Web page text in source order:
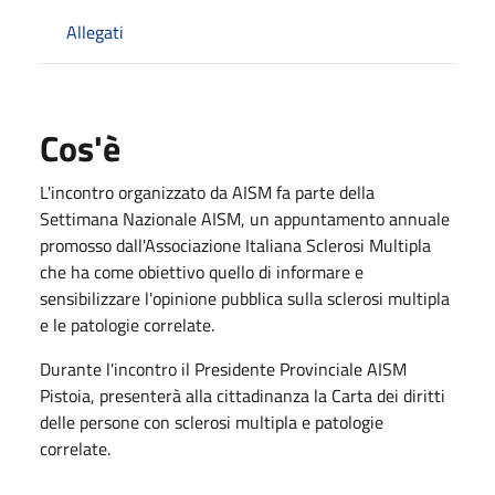
Allegati
Cos'è
L'incontro organizzato da AISM fa parte della
Settimana Nazionale AISM, un appuntamento annuale
promosso dall'Associazione Italiana Sclerosi Multipla
che ha come obiettivo quello di informare e
sensibilizzare l'opinione pubblica sulla sclerosi multipla
e le patologie correlate.
Durante l'incontro il Presidente Provinciale AISM
Pistoia, presenterà alla cittadinanza la Carta dei diritti
delle persone con sclerosi multipla e patologie
correlate.